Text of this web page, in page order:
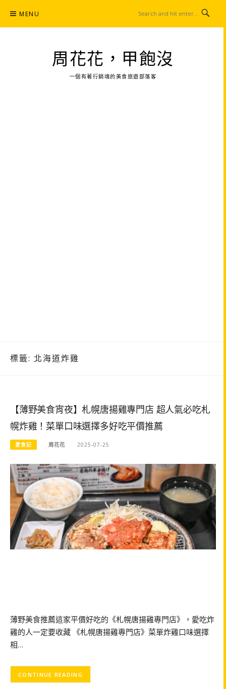
content
MENU
周花花，甲飽沒
一個有著行銷魂的美食旅遊部落客
標籤: 北海道炸雞
【薄野美食宵夜】札幌唐揚雞專門店 超人氣必吃札
幌炸雞！菜單口味選擇多好吃平價推薦
愛食記 周花花 2025-07-25
薄野美食推薦這家平價好吃的《札幌唐揚雞專門店》，愛吃炸
雞的人一定要收藏 《札幌唐揚雞專門店》菜單炸雞口味選擇
相…
CONTINUE READING